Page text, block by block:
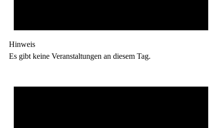
Hinweis
Es gibt keine Veranstaltungen an diesem Tag.